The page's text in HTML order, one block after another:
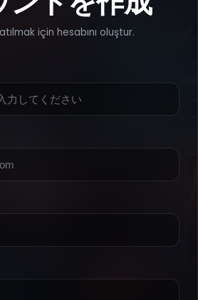
için hesabını oluştur.